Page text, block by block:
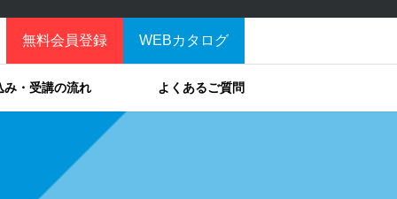
無料会員登録 WEBカタログ
み・受講の流れ よくあるご質問